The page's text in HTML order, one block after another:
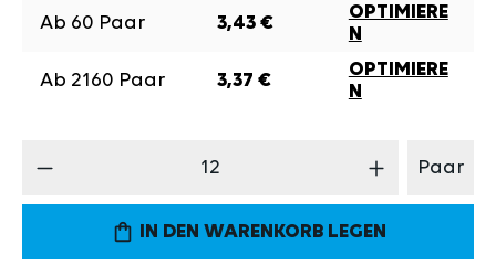
Ab 60 Paar 3,43 €
OPTIMIERE
N
Ab 2160 Paar 3,37 €
OPTIMIERE
N
Produkt Anzahl: Gib den gewünschten
Paar
IN DEN WARENKORB LEGEN